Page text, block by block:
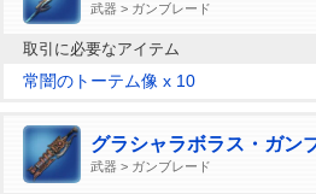
武器 > ガンブレード
取引に必要なアイテム
常闇のトーテム像 x 10
グラシャラボラス・ガン
武器 > ガンブレード